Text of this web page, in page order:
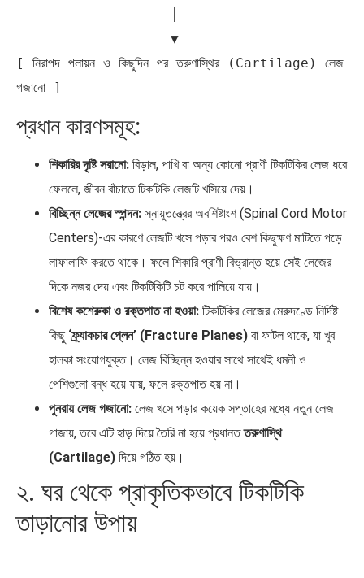
[ নিরাপদ পলায়ন ও কিছুদিন পর তরুণাস্থির (Cartilage) লেজ
প্রধান কারণসমূহ:
শিকারির দৃষ্টি সরানো: বিড়াল, পাখি বা অন্য কোনো প্রাণী টিকটিকির লেজ ধরে
ফেললে, জীবন বাঁচাতে টিকটিকি লেজটি খসিয়ে দেয়।
বিচ্ছিন্ন লেজের স্পন্দন:স্নায়ুতন্ত্রের অবশিষ্টাংশ (Spinal Cord Motor
Centers)-এর কারণে লেজটি খসে পড়ার পরও বেশ কিছুক্ষণ মাটিতে পড়ে
লাফালাফি করতে থাকে। ফলে শিকারি প্রাণী বিভ্রান্ত হয়ে সেই লেজের
দিকে নজর দেয় এবং টিকটিকিটি চট করে পালিয়ে যায়।
বিশেষ কশেরুকা ও রক্তপাত না হওয়া: টিকটিকির লেজের মেরুদণ্ডে নির্দিষ্ট
কিছু ‘ফ্র্যাকচার প্লেন’ (Fracture Planes) বা ফাটল থাকে, যা খুব
হালকা সংযোগযুক্ত। লেজ বিচ্ছিন্ন হওয়ার সাথে সাথেই ধমনী ও
পেশিগুলো বন্ধ হয়ে যায়, ফলে রক্তপাত হয় না।
পুনরায় লেজ গজানো: লেজ খসে পড়ার কয়েক সপ্তাহের মধ্যে নতুন লেজ
গাজায়, তবে এটি হাড় দিয়ে তৈরি না হয়ে প্রধানততরুণাস্থি
(Cartilage) দিয়ে গঠিত হয়।
২. ঘর থেকে প্রাকৃতিকভাবে টিকটিকি
তাড়ানোর উপায়